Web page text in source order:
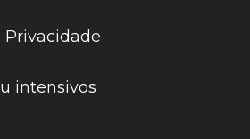
Privacidade
intensivos